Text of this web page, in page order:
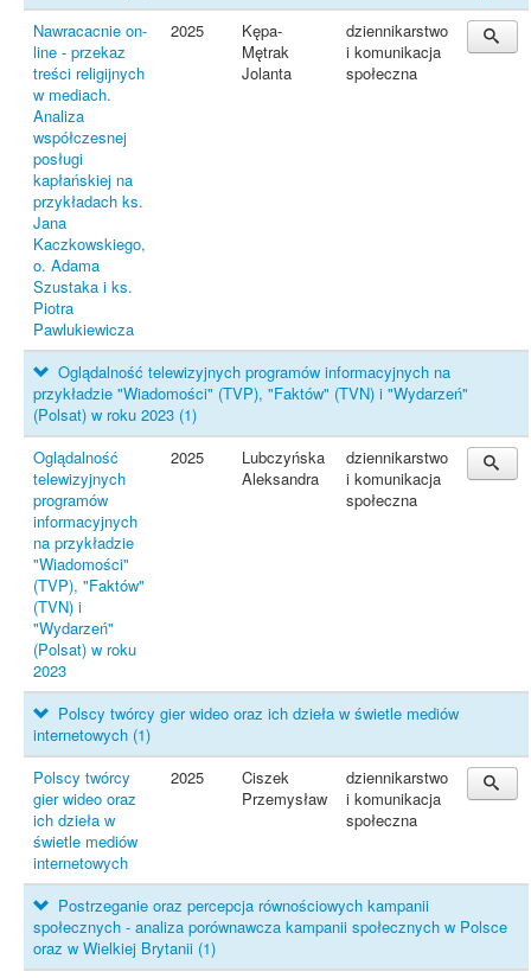
Nawracacnie on-
line - przekaz
treści religijnych
w mediach.
Analiza
współczesnej
posługi
kapłańskiej na
przykładach ks.
Jana
Kaczkowskiego,
o. Adama
Szustaka i ks.
Piotra
Pawlukiewicza
2025
Kępa-
Mętrak
Jolanta
dziennikarstwo
i komunikacja
społeczna
Oglądalność telewizyjnych programów informacyjnych na
przykładzie "Wiadomości" (TVP), "Faktów" (TVN) i "Wydarzeń"
(Polsat) w roku 2023 (1)
Oglądalność
telewizyjnych
programów
informacyjnych
na przykładzie
"Wiadomości"
(TVP), "Faktów"
(TVN) i
"Wydarzeń"
(Polsat) w roku
2023
2025
Lubczyńska
Aleksandra
dziennikarstwo
i komunikacja
społeczna
Polscy twórcy gier wideo oraz ich dzieła w świetle mediów
internetowych (1)
Polscy twórcy
gier wideo oraz
ich dzieła w
świetle mediów
internetowych
2025
Ciszek
Przemysław
dziennikarstwo
i komunikacja
społeczna
Postrzeganie oraz percepcja równościowych kampanii
społecznych - analiza porównawcza kampanii społecznych w Polsce
oraz w Wielkiej Brytanii (1)